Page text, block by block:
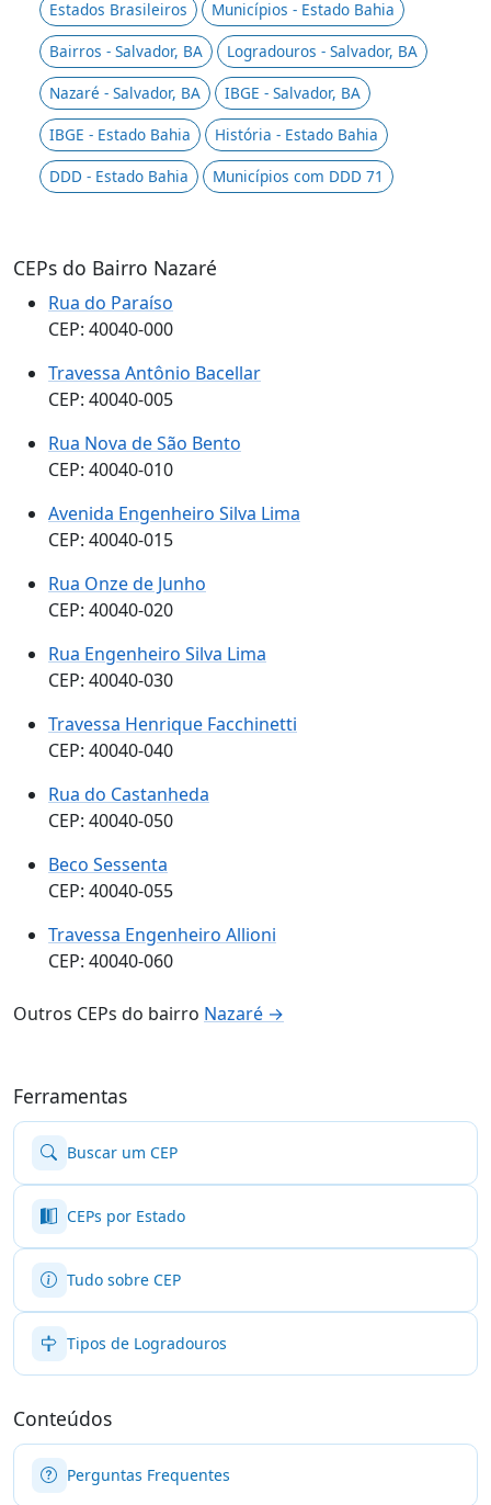
Estados Brasileiros
Municípios - Estado Bahia
Bairros - Salvador, BA
Logradouros - Salvador, BA
Nazaré - Salvador, BA
IBGE - Salvador, BA
IBGE - Estado Bahia
História - Estado Bahia
DDD - Estado Bahia
Municípios com DDD 71
CEPs do Bairro Nazaré
Rua do Paraíso
CEP: 40040-000
Travessa Antônio Bacellar
CEP: 40040-005
Rua Nova de São Bento
CEP: 40040-010
Avenida Engenheiro Silva Lima
CEP: 40040-015
Rua Onze de Junho
CEP: 40040-020
Rua Engenheiro Silva Lima
CEP: 40040-030
Travessa Henrique Facchinetti
CEP: 40040-040
Rua do Castanheda
CEP: 40040-050
Beco Sessenta
CEP: 40040-055
Travessa Engenheiro Allioni
CEP: 40040-060
Outros CEPs do bairro Nazaré →
Ferramentas
Buscar um CEP
CEPs por Estado
Tudo sobre CEP
Tipos de Logradouros
Conteúdos
Perguntas Frequentes